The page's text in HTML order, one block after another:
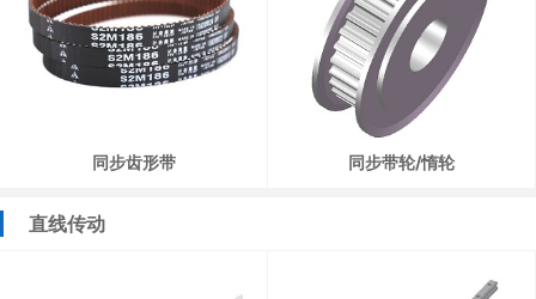
同步齿形带 同步带轮/惰轮
直线传动